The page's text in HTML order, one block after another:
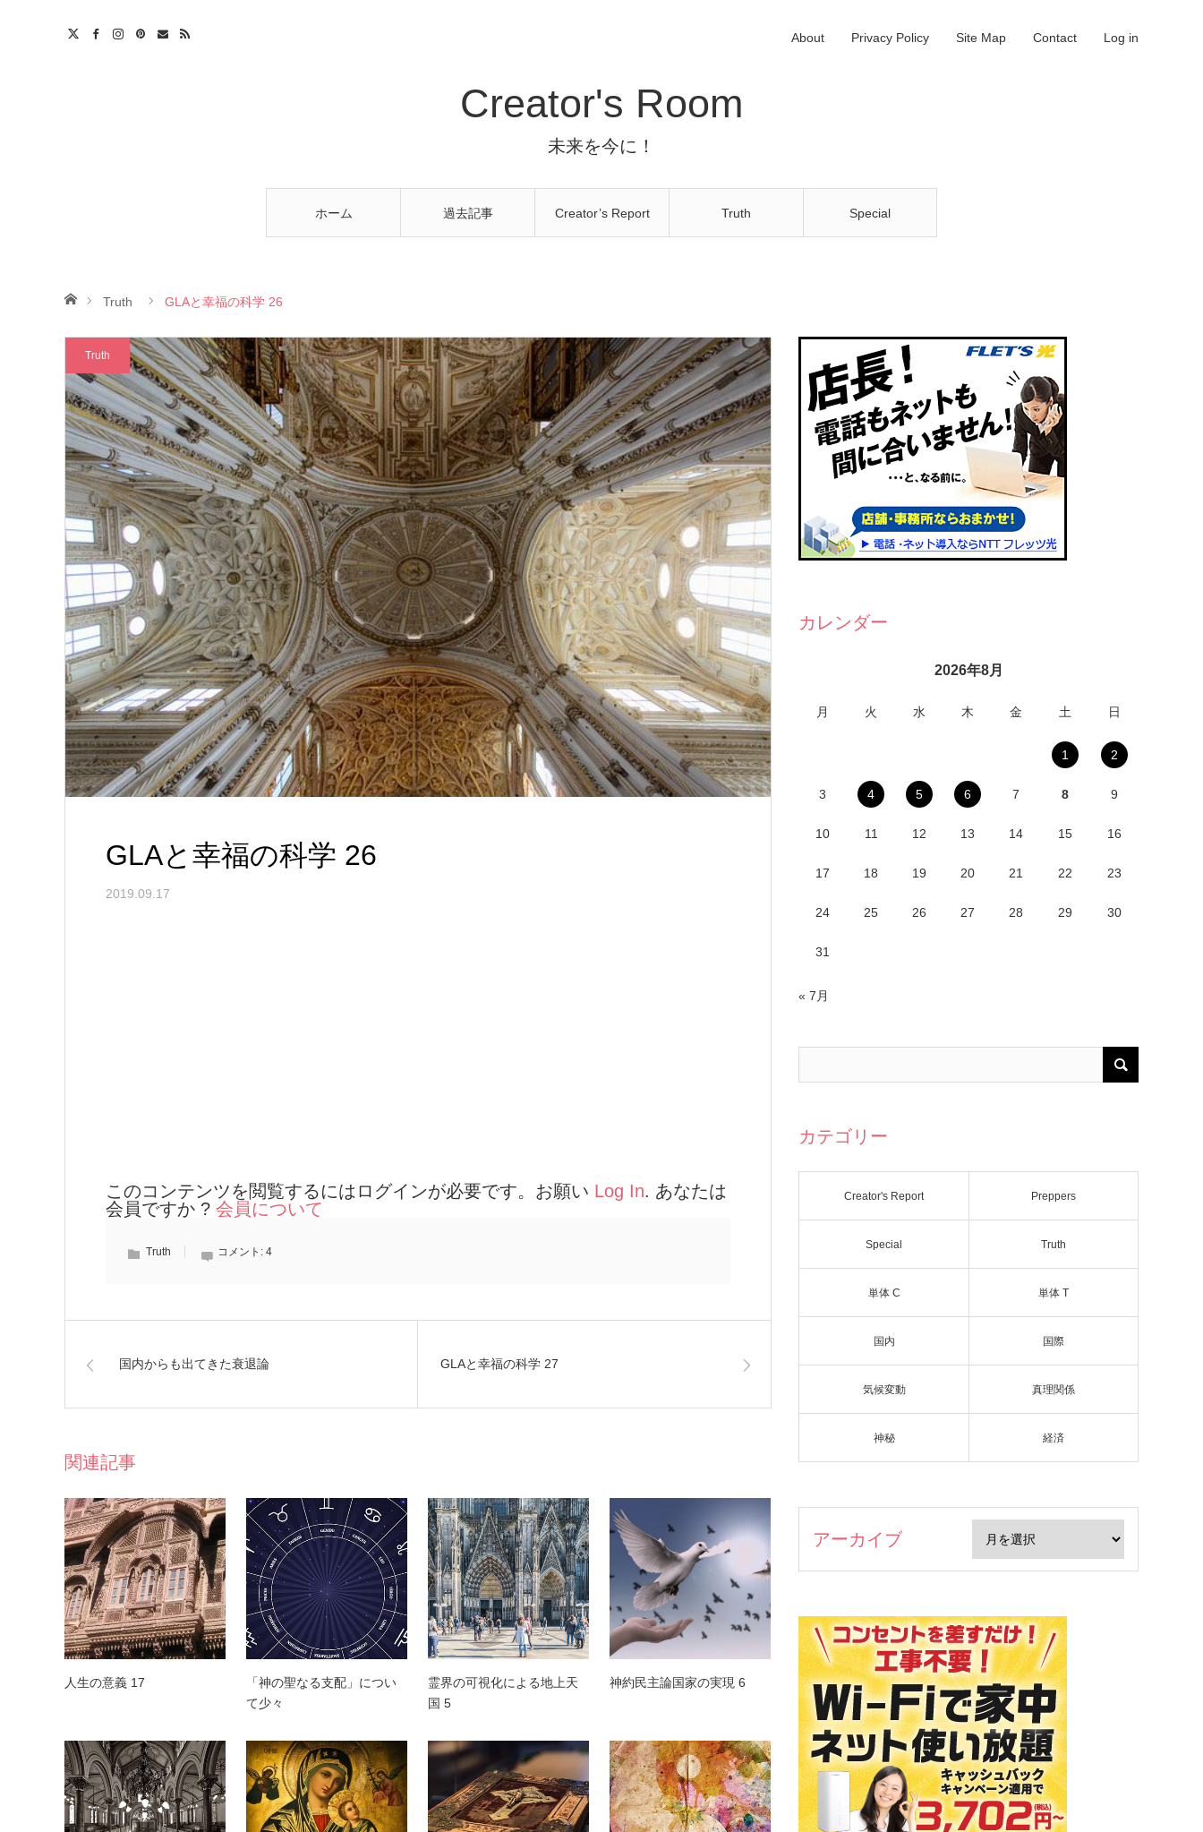
Creator's Room
未来を今に！
ホーム 過去記事 Creator’s Report Truth Special
About Privacy Policy Site Map Contact Log in
ホームTruth GLAと幸福の科学 26
Truth
GLAと幸福の科学 26
2019.09.17
このコンテンツを閲覧するにはログインが必要です。お願い Log In. あなたは
会員ですか ? 会員について
Truth コメント: 4
国内からも出てきた衰退論 GLAと幸福の科学 27
関連記事
人生の意義 17
「神の聖なる支配」につい
て少々
霊界の可視化による地上天
国 5
神約民主論国家の実現 6
カレンダー
2026年8月
月 火 水 木 金 土 日
1 2
3 4 5 6 7 8 9
10 11 12 13 14 15 16
17 18 19 20 21 22 23
24 25 26 27 28 29 30
31
« 7月
カテゴリー
Creator's Report Preppers
Special Truth
単体 C 単体 T
国内 国際
気候変動 真理関係
神秘 経済
アーカイブ